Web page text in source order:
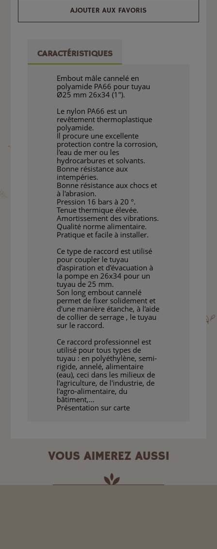
AJOUTER AUX FAVORIS
CARACTÉRISTIQUES
Embout mâle cannelé en
polyamide PA66 pour tuyau
Ø25 mm 26x34 (1").
Le nylon PA66 est un
revêtement thermoplastique
polyamide.
Il procure une excellente
protection contre la corrosion,
l'eau de mer ou les
hydrocarbures et solvants.
Bonne résistance aux
intempéries.
Bonne résistance aux chocs et
à l'abrasion.
Pression 16 bars à 20 °.
Tenue thermique élevée.
Amortissement des vibrations.
Qualité norme alimentaire.
Pratique et facile à installer.
Ce type de raccord est utilisé
pour coupler le tuyau
d'aspiration et d'évacuation à
la pompe en 26x34 pour un
tuyau de 25 mm.
Son long embout cannelé
permet de fixer solidement et
d'une manière étanche, à l'aide
de collier de serrage , le tuyau
sur le raccord.
Ce raccord professionnel est
utilisé pour tous types de
tuyau : en polyéthylène, semi-
rigide, annelé, alimentaire
(eau), ceci dans les milieux de
l'agriculture, de l'industrie, de
l'agro-alimentaire, du
bâtiment,...
Présentation sur carte
VOUS AIMEREZ AUSSI